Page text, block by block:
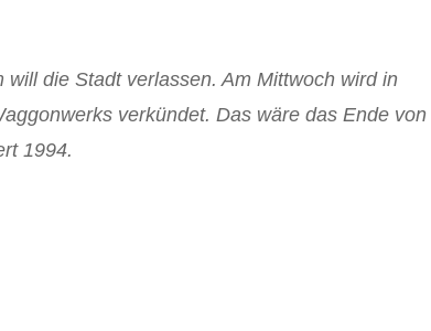
will die Stadt verlassen. Am Mittwoch wird in
verkündet. Das wäre das Ende von
1994.